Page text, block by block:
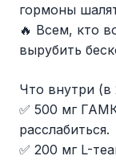
гормоны
🔥 Всем, кто
вырубить
Что внутри (в
✅ 500 мг
расслабиться.
✅ 200 мг L-